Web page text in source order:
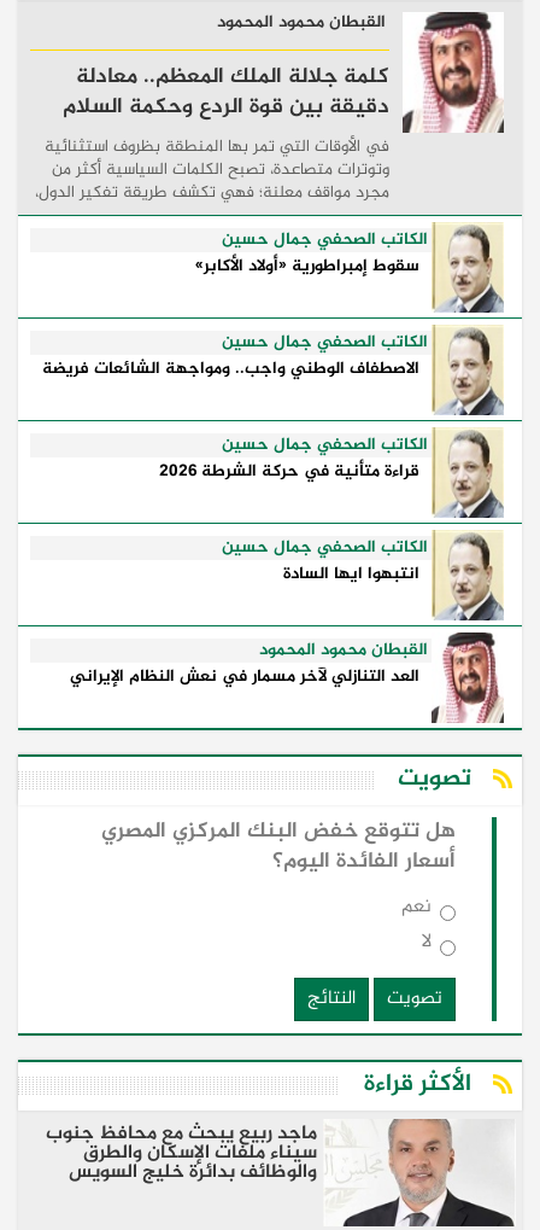
القبطان محمود المحمود
كلمة جلالة الملك المعظم.. معادلة
دقيقة بين قوة الردع وحكمة السلام
في الأوقات التي تمر بها المنطقة بظروف استثنائية
وتوترات متصاعدة، تصبح الكلمات السياسية أكثر من
مجرد مواقف معلنة؛ فهي تكشف طريقة تفكير الدول،
وكيفية إدارتها للأزمات، والحدود التي تفصل بين القوة
...
الكاتب الصحفي جمال حسين
سقوط إمبراطورية «أولاد الأكابر»
الكاتب الصحفي جمال حسين
الاصطفاف الوطني واجب.. ومواجهة الشائعات فريضة
الكاتب الصحفي جمال حسين
قراءة متأنية في حركة الشرطة 2026
الكاتب الصحفي جمال حسين
انتبهوا ايها السادة
القبطان محمود المحمود
العد التنازلي لآخر مسمار في نعش النظام الإيراني
تصويت
هل تتوقع خفض البنك المركزي المصري
أسعار الفائدة اليوم؟
نعم
لا
تصويت
النتائج
الأكثر قراءة
ماجد ربيع يبحث مع محافظ جنوب
سيناء ملفات الإسكان والطرق
والوظائف بدائرة خليج السويس